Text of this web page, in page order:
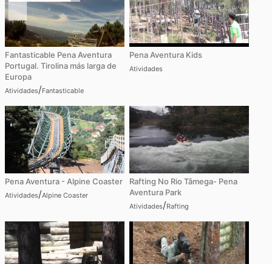
Fantasticable Pena Aventura
Portugal. Tirolina más larga de
Europa
Atividades/Fantasticable
Pena Aventura Kids
Atividades
Pena Aventura - Alpine Coaster
Atividades/Alpine Coaster
Rafting No Rio Tâmega- Pena
Aventura Park
Atividades/Rafting